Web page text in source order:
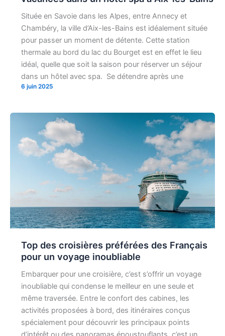
Située en Savoie dans les Alpes, entre Annecy et
Chambéry, la ville d’Aix-les-Bains est idéalement située
pour passer un moment de détente. Cette station
thermale au bord du lac du Bourget est en effet le lieu
idéal, quelle que soit la saison pour réserver un séjour
dans un hôtel avec spa. Se détendre après une
6 juin 2025
Top des croisières préférées des Français
pour un voyage inoubliable
Embarquer pour une croisière, c’est s’offrir un voyage
inoubliable qui condense le meilleur en une seule et
même traversée. Entre le confort des cabines, les
activités proposées à bord, des itinéraires conçus
spécialement pour découvrir les principaux points